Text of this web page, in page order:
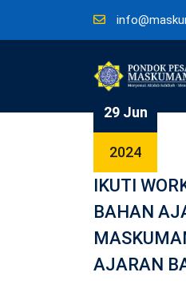
29 Jun
2024
IKUTI
BAHAN
AJARAN